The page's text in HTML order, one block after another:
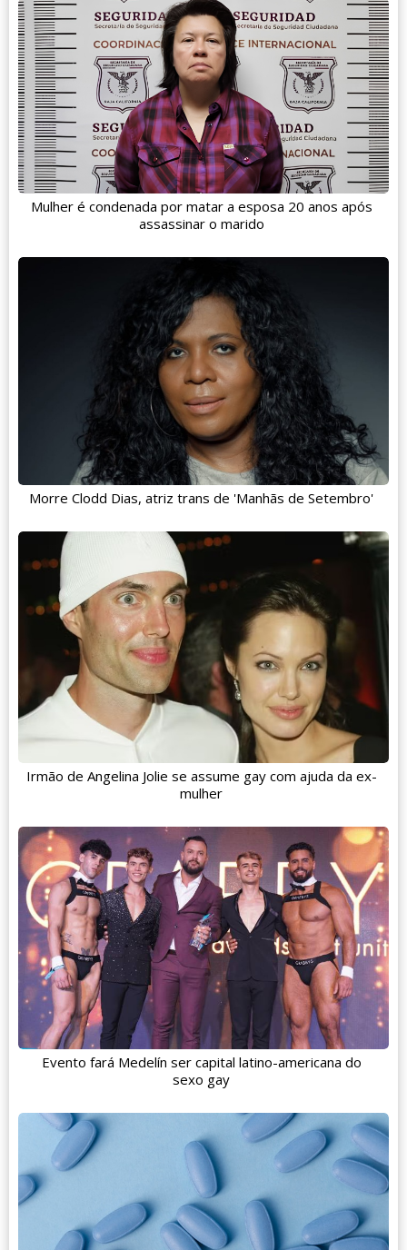
Mulher é condenada por matar a esposa 20 anos após
assassinar o marido
Morre Clodd Dias, atriz trans de 'Manhãs de Setembro'
Irmão de Angelina Jolie se assume gay com ajuda da ex-
mulher
Evento fará Medelín ser capital latino-americana do
sexo gay